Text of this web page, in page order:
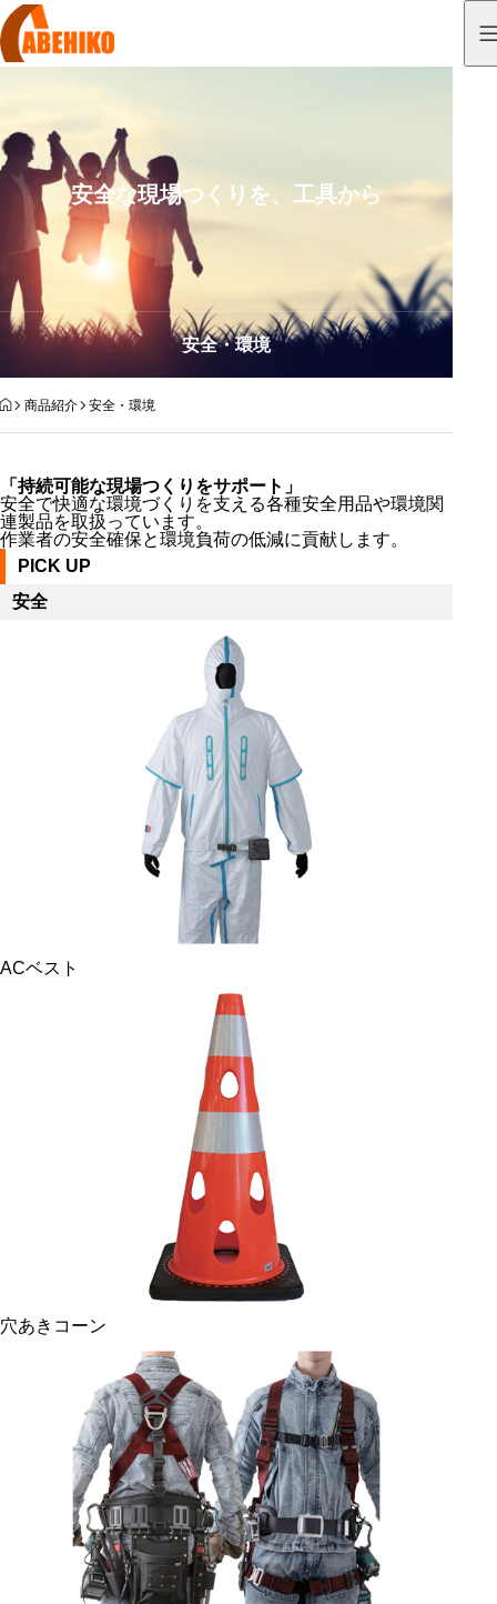
安全な現場つくりを、工具から
安全・環境
HOME
商品紹介 安全・環境
「持続可能な現場つくりをサポート」
安全で快適な環境づくりを支える各種安全用品や環境関
連製品を取扱っています。
作業者の安全確保と環境負荷の低減に貢献します。
PICK UP
安全
ACベスト
穴あきコーン